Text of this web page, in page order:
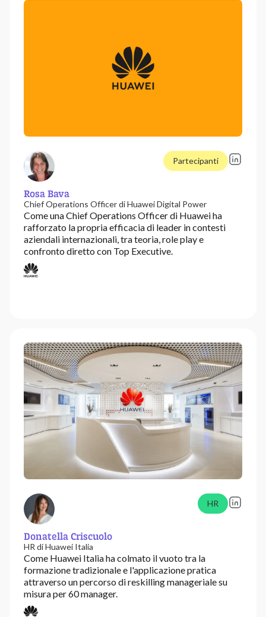
Partecipanti
Rosa Bava
Chief Operations Officer di Huawei Digital Power
Come una Chief Operations Officer di Huawei ha
rafforzato la propria efficacia di leader in contesti
aziendali internazionali, tra teoria, role play e
confronto diretto con Top Executive.
HR
Donatella Criscuolo
HR di Huawei Italia
Come Huawei Italia ha colmato il vuoto tra la
formazione tradizionale e l'applicazione pratica
attraverso un percorso di reskilling manageriale su
misura per 60 manager.